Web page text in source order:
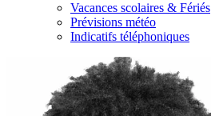
Vacances scolaires & Fériés
Prévisions météo
Indicatifs téléphoniques